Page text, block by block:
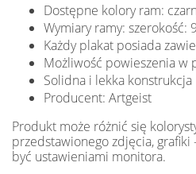
Dostępne kolory ram:
Wymiary ramy: szerokość:
Każdy plakat posiada
Możliwość powieszenia w
Solidna i lekka konstrukcja
Producent: Artgeist
Produkt może różnić się
przedstawionego zdjęcia,
być ustawieniami monitora.